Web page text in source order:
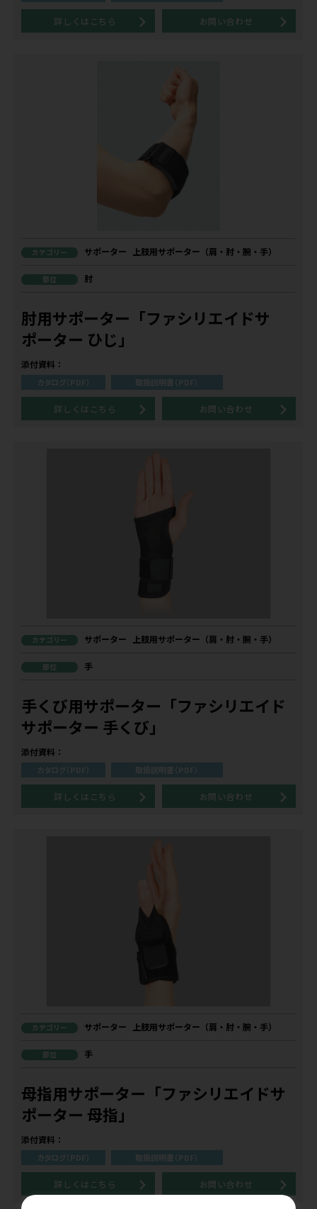
詳しくはこちら お問い合わせ
カテゴリー サポーター 上肢用サポーター（肩・肘・腕・手）
部位 肘
肘用サポーター「ファシリエイドサ
ポーター ひじ」
添付資料：
カタログ（PDF） 取扱説明書（PDF）
詳しくはこちら お問い合わせ
カテゴリー サポーター 上肢用サポーター（肩・肘・腕・手）
部位 手
手くび用サポーター「ファシリエイド
サポーター 手くび」
添付資料：
カタログ（PDF） 取扱説明書（PDF）
詳しくはこちら お問い合わせ
カテゴリー サポーター 上肢用サポーター（肩・肘・腕・手）
部位 手
母指用サポーター「ファシリエイドサ
ポーター 母指」
添付資料：
カタログ（PDF） 取扱説明書（PDF）
詳しくはこちら お問い合わせ